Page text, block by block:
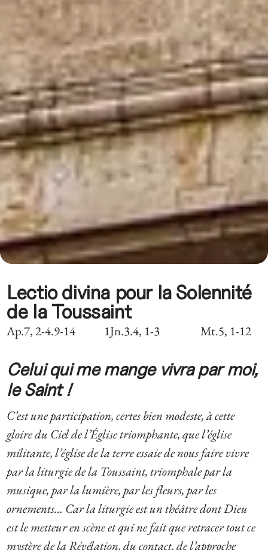
Lectio divina pour la Solennité
de la Toussaint
Ap.7, 2-4.9-14 1Jn.3.4, 1-3 Mt.5, 1-12
Celui qui me mange vivra par moi,
le Saint !
C’est une participation, certes bien modeste, à cette
gloire du Ciel de l’Église triomphante, que l’église
militante, l’église de la terre essaie de nous faire vivre
par la liturgie de la Toussaint, triomphale par la
musique, par la lumière, par les fleurs, par les
ornements… Car la liturgie est un théâtre dont Dieu
est le metteur en scène et qui ne fait que retracer tout ce
mystère de la Révélation, du contact, de l’approche